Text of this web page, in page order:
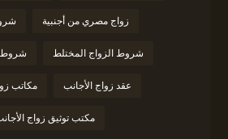
زواج مصري من أجنبية
شروط الزواج المختلط شروط
عقد زواج الأجانب مكاتب
مكتب توثيق زواج